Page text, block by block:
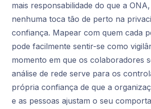
mais responsabilidade do que a
nenhuma toca tão de perto na
confiança. Mapear com quem cada
pode facilmente sentir-se como
momento em que os colaboradores
análise de rede serve para os
própria confiança de que a
e as pessoas ajustam o seu